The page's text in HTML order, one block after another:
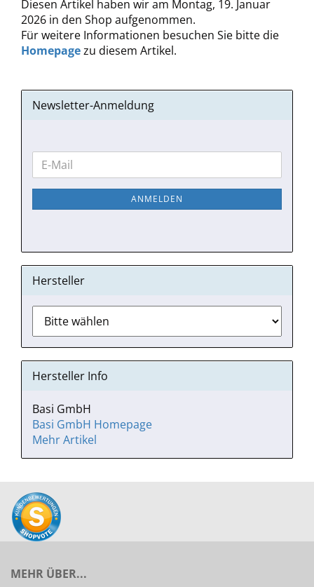
Diesen Artikel haben wir am Montag, 19. Januar
2026 in den Shop aufgenommen.
Für weitere Informationen besuchen Sie bitte die
Homepagezu diesem Artikel.
Newsletter-Anmeldung
WEITER
ZUR
NEWSLETTER-
E-
Mail
ANMELDEN
Hersteller
Hersteller Info
Basi GmbH
Basi GmbH Homepage
Mehr Artikel
MEHR ÜBER...